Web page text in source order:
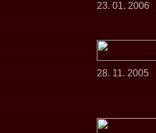
23. 01. 2006
28. 11. 2005